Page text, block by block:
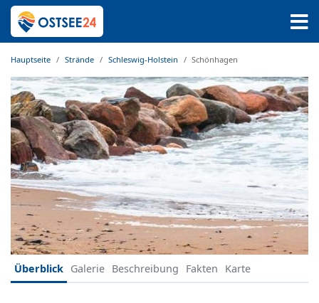
Hauptseite Strände Schleswig-Holstein Schönhagen
Überblick Galerie Beschreibung Fakten Karte